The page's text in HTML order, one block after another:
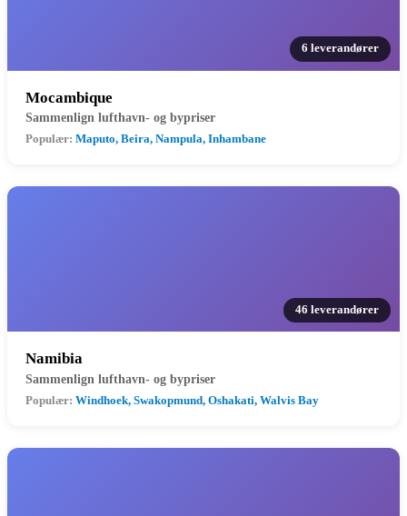
6 leverandører
Mocambique
Sammenlign lufthavn- og bypriser
Populær: Maputo, Beira, Nampula, Inhambane
46 leverandører
Namibia
Sammenlign lufthavn- og bypriser
Populær: Windhoek, Swakopmund, Oshakati, Walvis Bay